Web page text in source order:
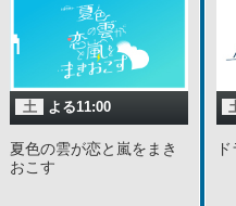
土 よる11:00
夏色の雲が恋と嵐をまき
おこす